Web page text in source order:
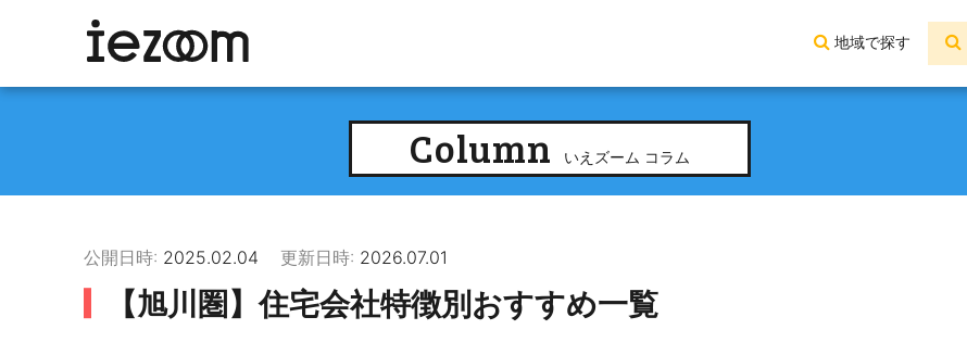
地域で探す
Column いえズーム コラム
公開日時: 2025.02.04 更新日時: 2026.07.01
【旭川圏】住宅会社特徴別おすすめ一覧